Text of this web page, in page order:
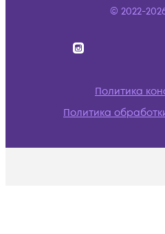
© 2022-
Политика
Политика